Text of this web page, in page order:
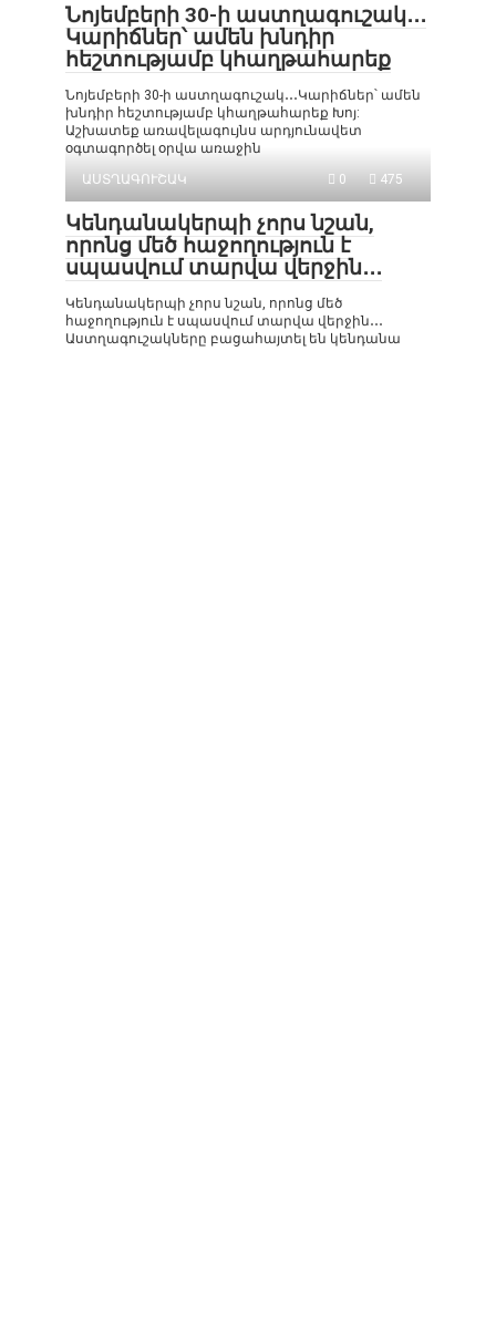
Նոյեմբերի 30-ի աստղագուշակ․․․
Կարիճներ՝ ամեն խնդիր
հեշտությամբ կհաղթահարեք
Նոյեմբերի 30-ի աստղագուշակ․․․Կարիճներ՝ ամեն
խնդիր հեշտությամբ կհաղթահարեք Խոյ:
Աշխատեք առավելագույնս արդյունավետ
օգտագործել օրվա առաջին
ԱՍՏՂԱԳՈՒՇԱԿ
0 475
Կենդանակերպի չորս նշան,
որոնց մեծ հաջողություն է
սպասվում տարվա վերջին․․․
Կենդանակերպի չորս նշան, որոնց մեծ
հաջողություն է սպասվում տարվա վերջին․․․
Աստղագուշակները բացահայտել են կենդանա